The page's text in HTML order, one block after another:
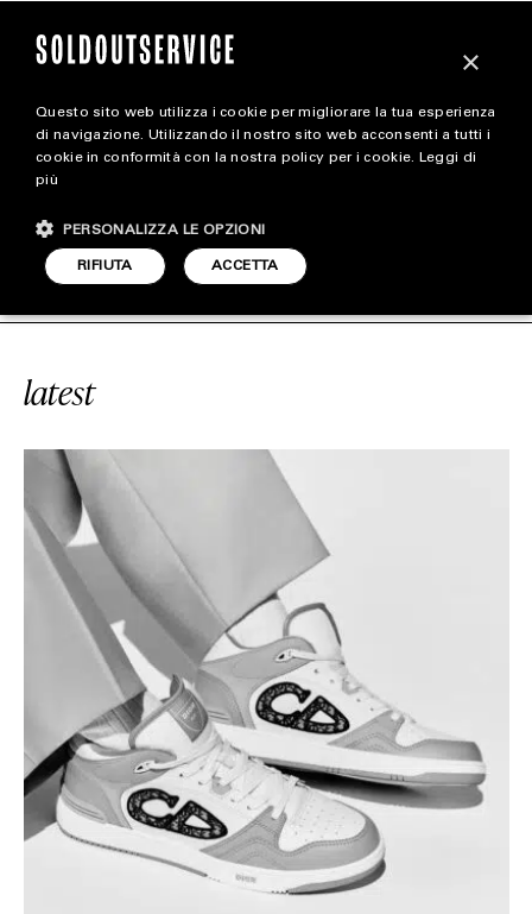
magazine
STYLE
FOOTWEAR
#B57 SOLDOUTSERVICE
latest
×
Questo sito web utilizza i cookie per migliorare la tua esperienza
di navigazione. Utilizzando il nostro sito web acconsenti a tutti i
cookie in conformità con la nostra policy per i cookie. Leggi di
più
ACCETTA
RIFIUTA
PERSONALIZZA LE OPZIONI